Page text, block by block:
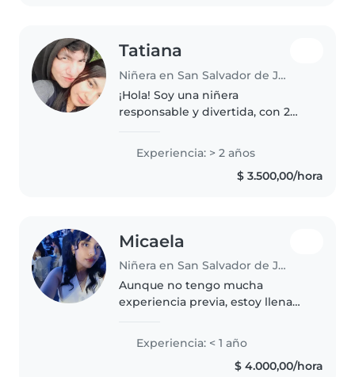
Tatiana
Niñera en San Salvador de Jujuy
¡Hola! Soy una niñera
responsable y divertida, con 2
primaria y adolescentes. Me
encanta leer, dibujar, hacer
Experiencia: > 2 años
$ 3.500,00/hora
Micaela
Niñera en San Salvador de Jujuy
Aunque no tengo mucha
experiencia previa, estoy llena
cuidar a tu pequeño. Me encanta
el deporte, la música y los juegos,
y estoy cómoda con mascotas y..
Experiencia: < 1 año
$ 4.000,00/hora